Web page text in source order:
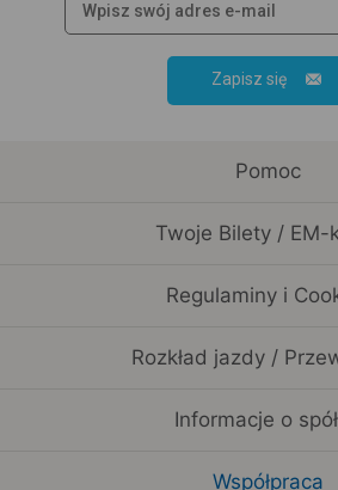
Zapisz się
Pomoc
Twoje Bilety / EM-
Regulaminy i
Rozkład jazdy /
Informacje o
Współpraca